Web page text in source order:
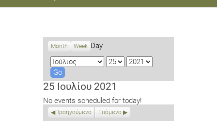
Month Week Day
M
o
n
h
D
y
Y
a
25 Ιουλίου 2021
No events scheduled for today!
Προηγούμενο Επόμενο